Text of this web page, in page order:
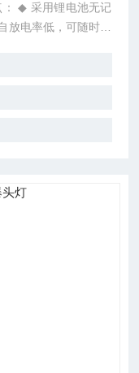
： ◆ 采用锂电池无记
电率低，可随时充
光、工作光、暴闪
小时以上，产品结
无级调节功能，*适